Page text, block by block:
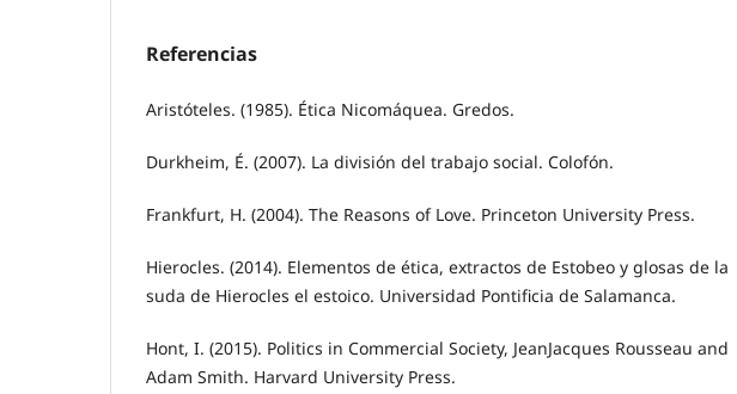
Referencias
Aristóteles. (1985). Ética Nicomáquea. Gredos.
Durkheim, É. (2007). La división del trabajo social. Colofón.
Frankfurt, H. (2004). The Reasons of Love. Princeton University Press.
Hierocles. (2014). Elementos de ética, extractos de Estobeo y glosas de la
suda de Hierocles el estoico. Universidad Pontificia de Salamanca.
Hont, I. (2015). Politics in Commercial Society, JeanJacques Rousseau and
Adam Smith. Harvard University Press.